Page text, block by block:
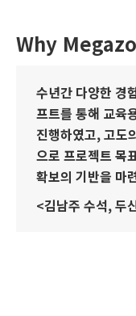
Why
수년간 다양한 경
프트를 통해 교육
진행하였고, 고도
으로 프로젝트 목
확보의 기반을 마
<김남주 수석, 두